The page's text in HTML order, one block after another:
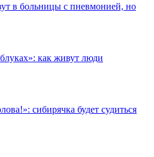
в больницы с пневмонией, но
как живут люди
сибирячка будет судиться